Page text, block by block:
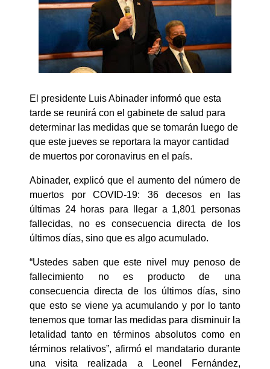
El presidente Luis Abinader informó que esta
tarde se reunirá con el gabinete de salud para
determinar las medidas que se tomarán luego de
que este jueves se reportara la mayor cantidad
de muertos por coronavirus en el país.
Abinader, explicó que el aumento del número de
muertos por COVID-19: 36 decesos en las
últimas 24 horas para llegar a 1,801 personas
fallecidas, no es consecuencia directa de los
últimos días, sino que es algo acumulado.
“Ustedes saben que este nivel muy penoso de
fallecimiento no es producto de una
consecuencia directa de los últimos días, sino
que esto se viene ya acumulando y por lo tanto
tenemos que tomar las medidas para disminuir la
letalidad tanto en términos absolutos como en
términos relativos”, afirmó el mandatario durante
una visita realizada a Leonel Fernández,